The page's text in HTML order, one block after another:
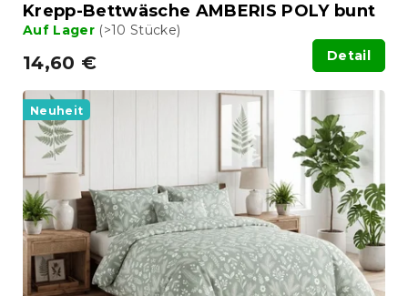
eKrepp-Bettwäsche AMBERIS POLY bunt
Auf Lager (>10 Stücke)
14,60 € Detail
Neuheit